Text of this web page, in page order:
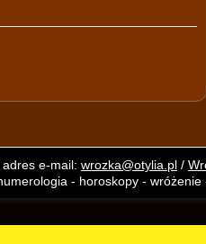
e-mail: wrozka@otylia.pl /
- horoskopy -